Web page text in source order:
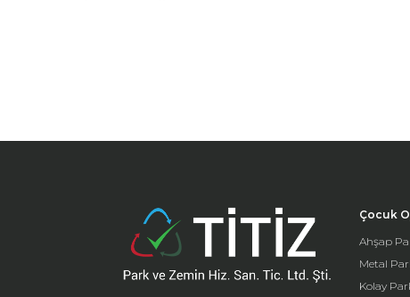
Çocuk
Ahşap
Metal
Kolay